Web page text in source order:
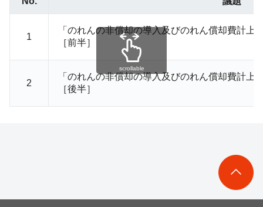
1
「のれんの非償却の導入及びのれん償却費計上
［前半］
2
「のれんの非償却の導入及びのれん償却費計上
［後半］
scrollable